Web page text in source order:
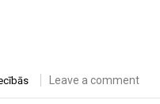
Leave a comment